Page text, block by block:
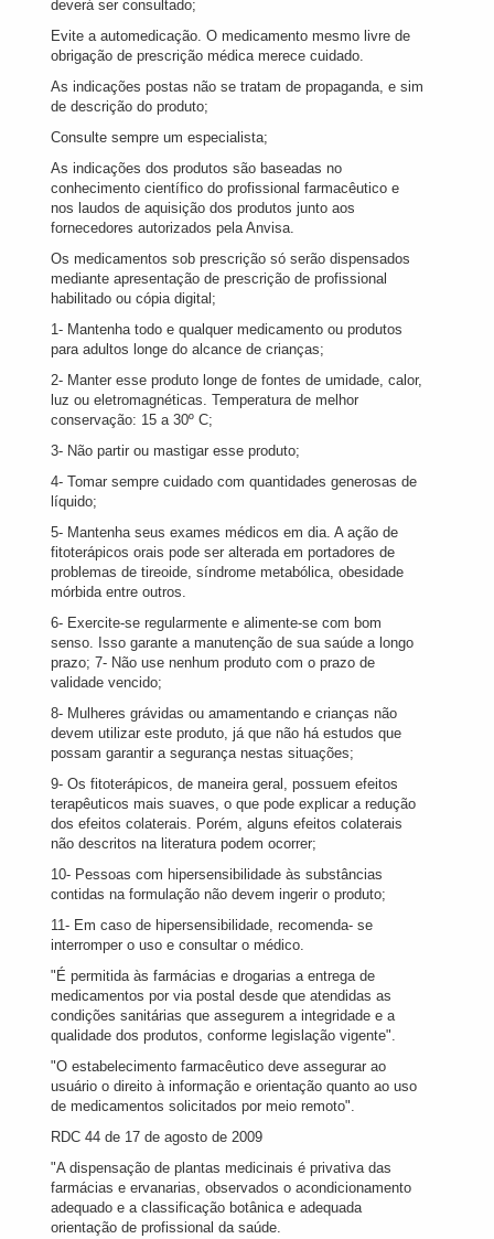
deverá ser consultado;
Evite a automedicação. O medicamento mesmo livre de
obrigação de prescrição médica merece cuidado.
As indicações postas não se tratam de propaganda, e sim
de descrição do produto;
Consulte sempre um especialista;
As indicações dos produtos são baseadas no
conhecimento científico do profissional farmacêutico e
nos laudos de aquisição dos produtos junto aos
fornecedores autorizados pela Anvisa.
Os medicamentos sob prescrição só serão dispensados
mediante apresentação de prescrição de profissional
habilitado ou cópia digital;
1- Mantenha todo e qualquer medicamento ou produtos
para adultos longe do alcance de crianças;
2- Manter esse produto longe de fontes de umidade, calor,
luz ou eletromagnéticas. Temperatura de melhor
conservação: 15 a 30º C;
3- Não partir ou mastigar esse produto;
4- Tomar sempre cuidado com quantidades generosas de
líquido;
5- Mantenha seus exames médicos em dia. A ação de
fitoterápicos orais pode ser alterada em portadores de
problemas de tireoide, síndrome metabólica, obesidade
mórbida entre outros.
6- Exercite-se regularmente e alimente-se com bom
senso. Isso garante a manutenção de sua saúde a longo
prazo; 7- Não use nenhum produto com o prazo de
validade vencido;
8- Mulheres grávidas ou amamentando e crianças não
devem utilizar este produto, já que não há estudos que
possam garantir a segurança nestas situações;
9- Os fitoterápicos, de maneira geral, possuem efeitos
terapêuticos mais suaves, o que pode explicar a redução
dos efeitos colaterais. Porém, alguns efeitos colaterais
não descritos na literatura podem ocorrer;
10- Pessoas com hipersensibilidade às substâncias
contidas na formulação não devem ingerir o produto;
11- Em caso de hipersensibilidade, recomenda- se
interromper o uso e consultar o médico.
"É permitida às farmácias e drogarias a entrega de
medicamentos por via postal desde que atendidas as
condições sanitárias que assegurem a integridade e a
qualidade dos produtos, conforme legislação vigente".
"O estabelecimento farmacêutico deve assegurar ao
usuário o direito à informação e orientação quanto ao uso
de medicamentos solicitados por meio remoto".
RDC 44 de 17 de agosto de 2009
"A dispensação de plantas medicinais é privativa das
farmácias e ervanarias, observados o acondicionamento
adequado e a classificação botânica e adequada
orientação de profissional da saúde.